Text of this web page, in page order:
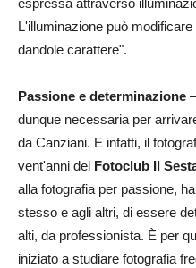
espressa attraverso
L'illuminazione può
dandole carattere".
Passione e determinazione
dunque necessaria per
da Canziani. E infatti, il
vent'anni del Fotoclub Il
alla fotografia per passione,
stesso e agli altri, di essere
alti, da professionista. È per
iniziato a studiare fotografia